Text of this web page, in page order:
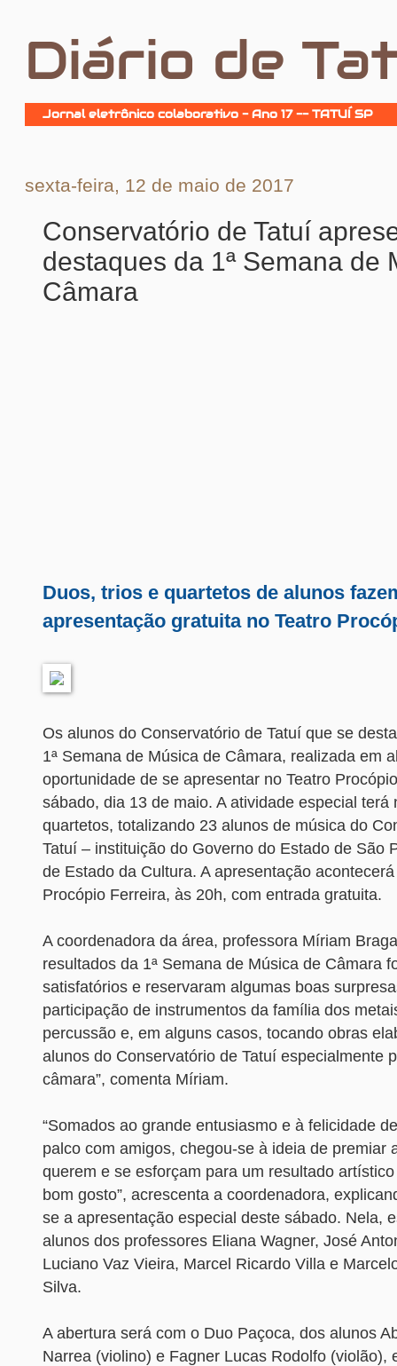
Diário de
Jornal eletrônico colaborativo - Ano 17 -- TATUÍ SP
sexta-feira, 12 de maio de 2017
Conservatório de Tatuí
destaques da 1ª Semana de
Câmara
Duos, trios e quartetos de alunos
apresentação gratuita no Teatro
Os alunos do Conservatório de Tatuí que se
1ª Semana de Música de Câmara, realizada em
oportunidade de se apresentar no Teatro
sábado, dia 13 de maio. A atividade especial terá
quartetos, totalizando 23 alunos de música do
Tatuí – instituição do Governo do Estado de São
de Estado da Cultura. A apresentação
Procópio Ferreira, às 20h, com entrada gratuita.
A coordenadora da área, professora Míriam
resultados da 1ª Semana de Música de Câmara
satisfatórios e reservaram algumas boas
participação de instrumentos da família dos
percussão e, em alguns casos, tocando obras
alunos do Conservatório de Tatuí especialmente
câmara”, comenta Míriam.
“Somados ao grande entusiasmo e à felicidade
palco com amigos, chegou-se à ideia de premiar
querem e se esforçam para um resultado
bom gosto”, acrescenta a coordenadora,
se a apresentação especial deste sábado. Nela,
alunos dos professores Eliana Wagner, José
Luciano Vaz Vieira, Marcel Ricardo Villa e
Silva.
A abertura será com o Duo Paçoca, dos alunos
Narrea (violino) e Fagner Lucas Rodolfo (violão),